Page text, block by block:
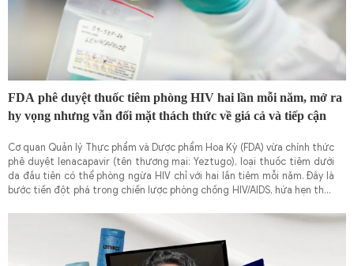
FDA phê duyệt thuốc tiêm phòng HIV hai lần mỗi năm, mở ra
hy vọng nhưng vẫn đối mặt thách thức về giá cả và tiếp cận
Cơ quan Quản lý Thực phẩm và Dược phẩm Hoa Kỳ (FDA) vừa chính thức
phê duyệt lenacapavir (tên thương mại: Yeztugo), loại thuốc tiêm dưới
da đầu tiên có thể phòng ngừa HIV chỉ với hai lần tiêm mỗi năm. Đây là
bước tiến đột phá trong chiến lược phòng chống HIV/AIDS, hứa hẹn thay
hoặc tiêm hai tháng một lần.